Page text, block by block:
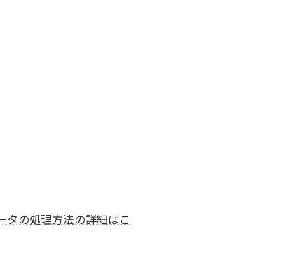
タの処理方法の詳細はこ